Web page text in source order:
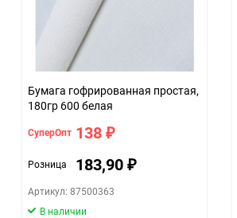
Бумага гофрированная простая,
180гр 600 белая
СуперОпт 138 ₽
Розница 183,90 ₽
Артикул: 87500363
В наличии